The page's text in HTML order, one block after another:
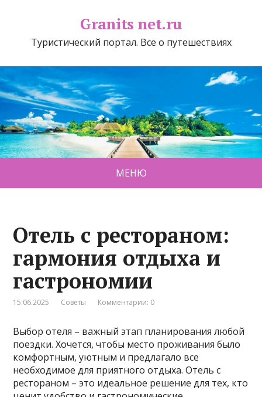
Granits net.ru
Туристический портал. Все о путешествиях
МЕНЮ
Отель с рестораном:
гармония отдыха и
гастрономии
15.06.2025 Советы Комментарии: 0
Выбор отеля – важный этап планирования любой
поездки. Хочется, чтобы место проживания было
комфортным, уютным и предлагало все
необходимое для приятного отдыха. Отель с
рестораном – это идеальное решение для тех, кто